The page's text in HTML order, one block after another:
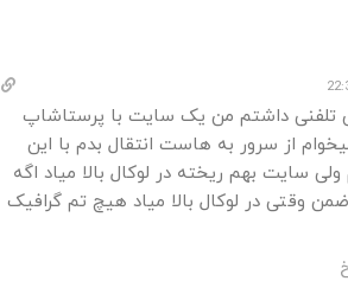
تلفنی داشتم من یک سایت با پرستاشاپ
میخوام از سرور به هاست انتقال بدم با این
ولی سایت بهم ریخته در لوکال بالا میاد اگه
وقتی در لوکال بالا میاد هیچ تم گرافیک